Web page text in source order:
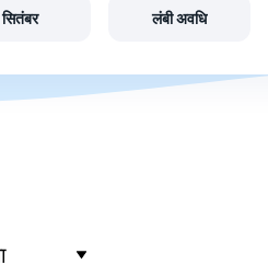
सितंबर लंबी अवधि